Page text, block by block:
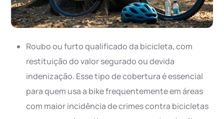
Roubo ou furto qualificado da bicicleta, com
restituição do valor segurado ou devida
indenização. Esse tipo de cobertura é essencial
para quem usa a bike frequentemente em áreas
com maior incidência de crimes contra bicicletas